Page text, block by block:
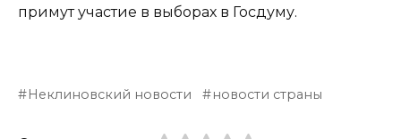
примут участие в выборах в Госдуму.
Неклиновский новости новости страны